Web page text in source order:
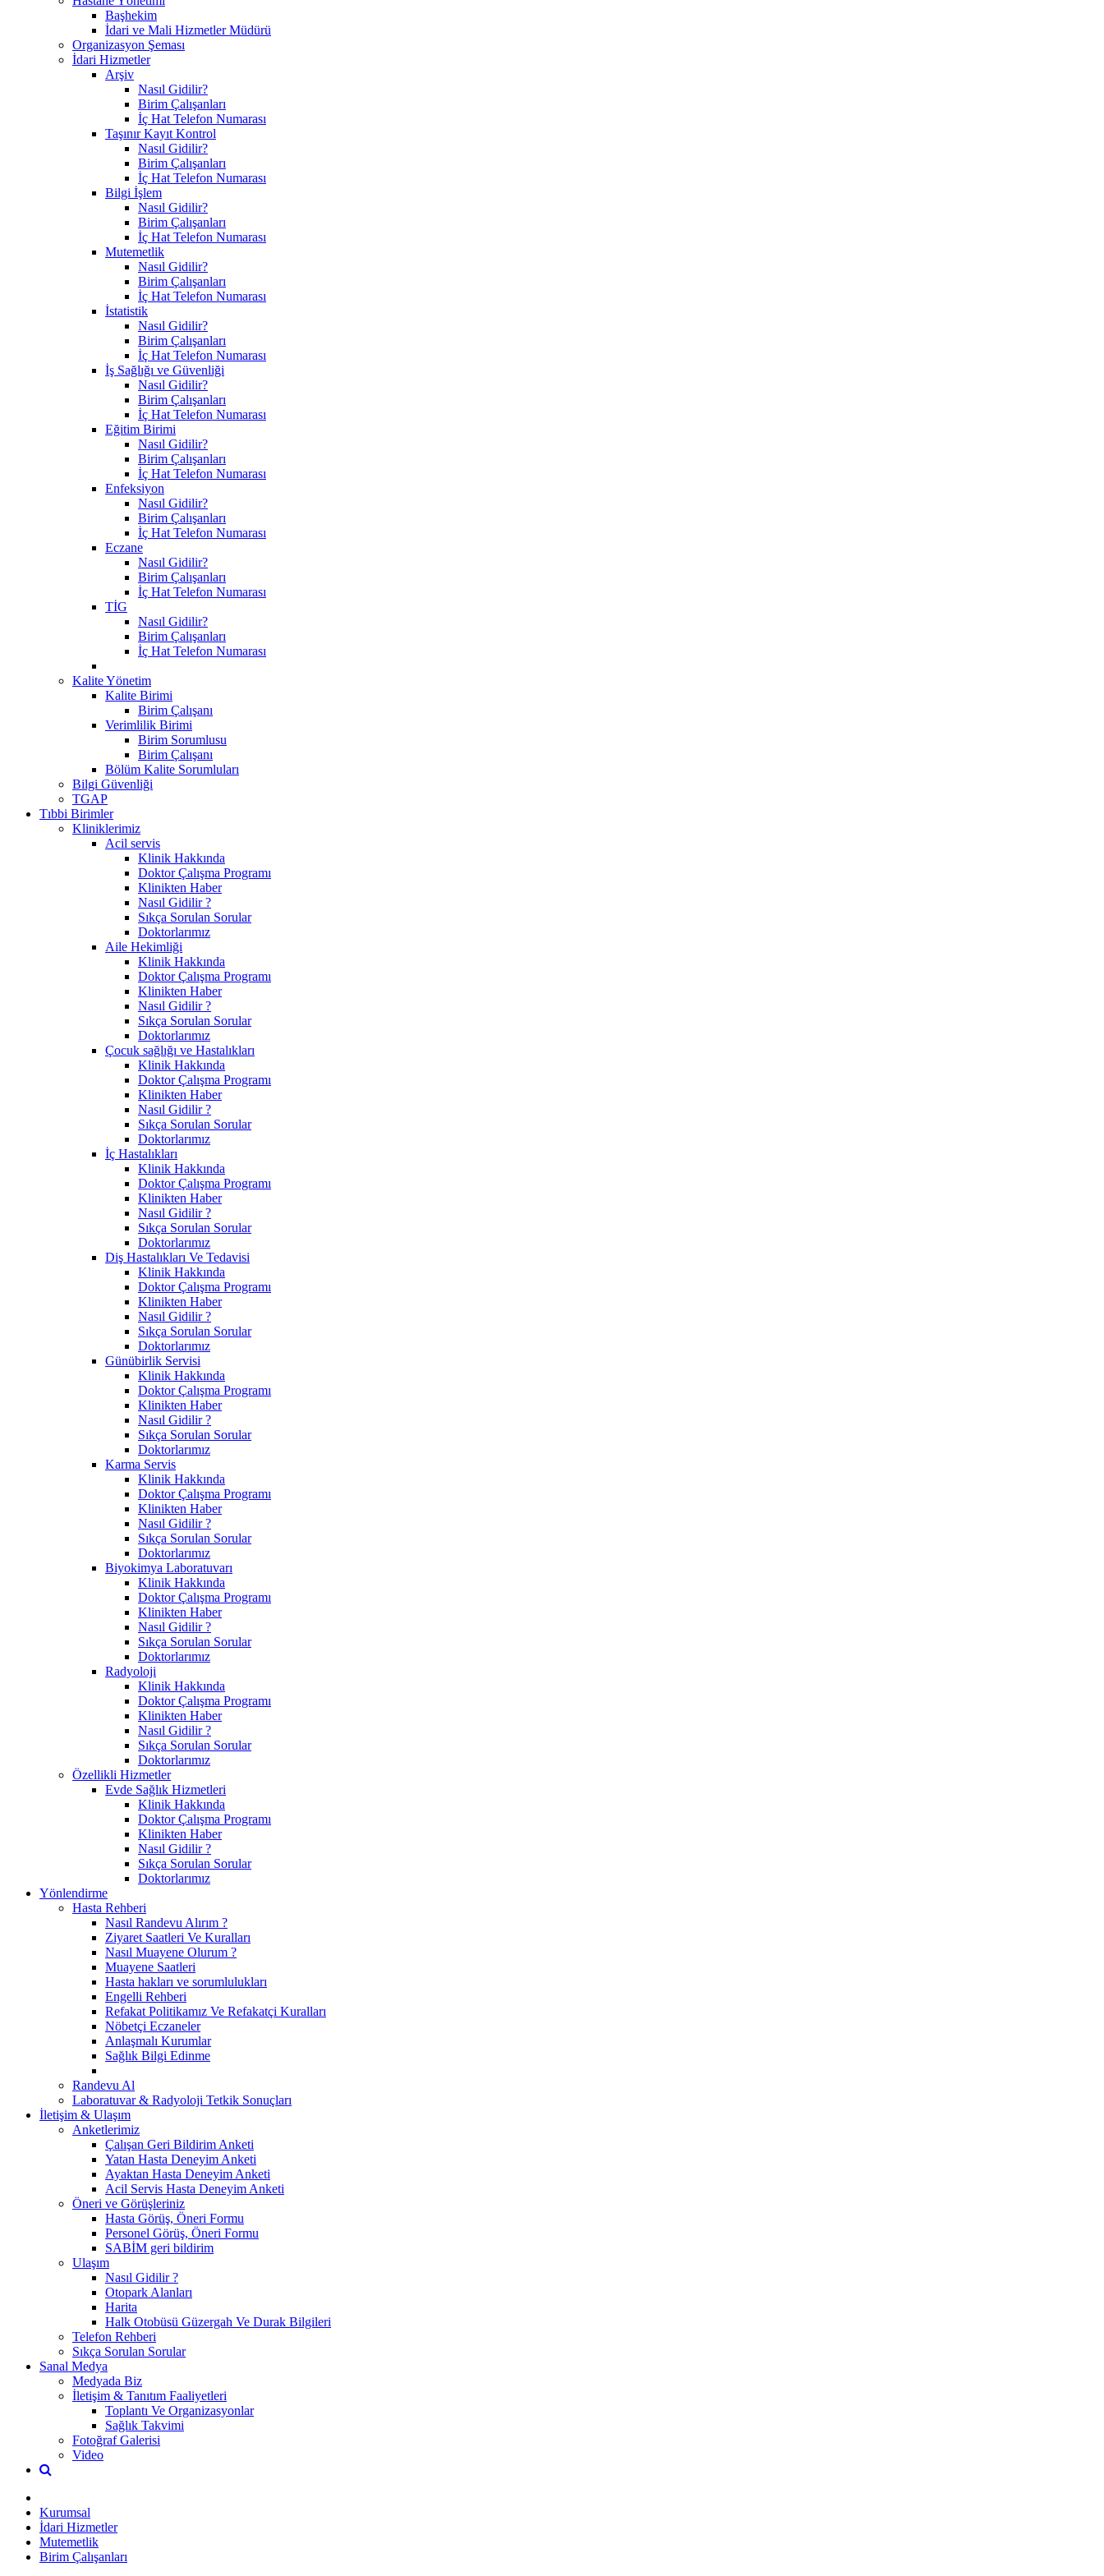
Başhekim
İdari ve Mali Hizmetler Müdürü
Organizasyon Şeması
İdari Hizmetler
Arşiv
Nasıl Gidilir?
Birim Çalışanları
İç Hat Telefon Numarası
Taşınır Kayıt Kontrol
Nasıl Gidilir?
Birim Çalışanları
İç Hat Telefon Numarası
Bilgi İşlem
Nasıl Gidilir?
Birim Çalışanları
İç Hat Telefon Numarası
Mutemetlik
Nasıl Gidilir?
Birim Çalışanları
İç Hat Telefon Numarası
İstatistik
Nasıl Gidilir?
Birim Çalışanları
İç Hat Telefon Numarası
İş Sağlığı ve Güvenliği
Nasıl Gidilir?
Birim Çalışanları
İç Hat Telefon Numarası
Eğitim Birimi
Nasıl Gidilir?
Birim Çalışanları
İç Hat Telefon Numarası
Enfeksiyon
Nasıl Gidilir?
Birim Çalışanları
İç Hat Telefon Numarası
Eczane
Nasıl Gidilir?
Birim Çalışanları
İç Hat Telefon Numarası
TİG
Nasıl Gidilir?
Birim Çalışanları
İç Hat Telefon Numarası
Kalite Yönetim
Kalite Birimi
Birim Çalışanı
Verimlilik Birimi
Birim Sorumlusu
Birim Çalışanı
Bölüm Kalite Sorumluları
Bilgi Güvenliği
TGAP
Tıbbi Birimler
Kliniklerimiz
Acil servis
Klinik Hakkında
Doktor Çalışma Programı
Klinikten Haber
Nasıl Gidilir ?
Sıkça Sorulan Sorular
Doktorlarımız
Aile Hekimliği
Klinik Hakkında
Doktor Çalışma Programı
Klinikten Haber
Nasıl Gidilir ?
Sıkça Sorulan Sorular
Doktorlarımız
Çocuk sağlığı ve Hastalıkları
Klinik Hakkında
Doktor Çalışma Programı
Klinikten Haber
Nasıl Gidilir ?
Sıkça Sorulan Sorular
Doktorlarımız
İç Hastalıkları
Klinik Hakkında
Doktor Çalışma Programı
Klinikten Haber
Nasıl Gidilir ?
Sıkça Sorulan Sorular
Doktorlarımız
Diş Hastalıkları Ve Tedavisi
Klinik Hakkında
Doktor Çalışma Programı
Klinikten Haber
Nasıl Gidilir ?
Sıkça Sorulan Sorular
Doktorlarımız
Günübirlik Servisi
Klinik Hakkında
Doktor Çalışma Programı
Klinikten Haber
Nasıl Gidilir ?
Sıkça Sorulan Sorular
Doktorlarımız
Karma Servis
Klinik Hakkında
Doktor Çalışma Programı
Klinikten Haber
Nasıl Gidilir ?
Sıkça Sorulan Sorular
Doktorlarımız
Biyokimya Laboratuvarı
Klinik Hakkında
Doktor Çalışma Programı
Klinikten Haber
Nasıl Gidilir ?
Sıkça Sorulan Sorular
Doktorlarımız
Radyoloji
Klinik Hakkında
Doktor Çalışma Programı
Klinikten Haber
Nasıl Gidilir ?
Sıkça Sorulan Sorular
Doktorlarımız
Özellikli Hizmetler
Evde Sağlık Hizmetleri
Klinik Hakkında
Doktor Çalışma Programı
Klinikten Haber
Nasıl Gidilir ?
Sıkça Sorulan Sorular
Doktorlarımız
Yönlendirme
Hasta Rehberi
Nasıl Randevu Alırım ?
Ziyaret Saatleri Ve Kuralları
Nasıl Muayene Olurum ?
Muayene Saatleri
Hasta hakları ve sorumlulukları
Engelli Rehberi
Refakat Politikamız Ve Refakatçi Kuralları
Nöbetçi Eczaneler
Anlaşmalı Kurumlar
Sağlık Bilgi Edinme
Randevu Al
Laboratuvar & Radyoloji Tetkik Sonuçları
İletişim & Ulaşım
Anketlerimiz
Çalışan Geri Bildirim Anketi
Yatan Hasta Deneyim Anketi
Ayaktan Hasta Deneyim Anketi
Acil Servis Hasta Deneyim Anketi
Öneri ve Görüşleriniz
Hasta Görüş, Öneri Formu
Personel Görüş, Öneri Formu
SABİM geri bildirim
Ulaşım
Nasıl Gidilir ?
Otopark Alanları
Harita
Halk Otobüsü Güzergah Ve Durak Bilgileri
Telefon Rehberi
Sıkça Sorulan Sorular
Sanal Medya
Medyada Biz
İletişim & Tanıtım Faaliyetleri
Toplantı Ve Organizasyonlar
Sağlık Takvimi
Fotoğraf Galerisi
Video
Kurumsal
İdari Hizmetler
Mutemetlik
Birim Çalışanları